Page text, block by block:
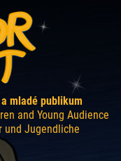
mladé publikum
and Young Audience
und Jugendliche